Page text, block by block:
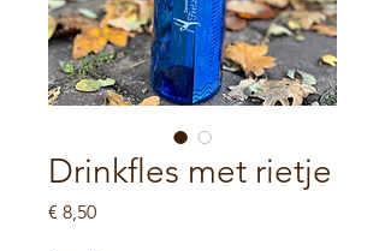
Drinkfles met rietje
€ 8,50Prijs